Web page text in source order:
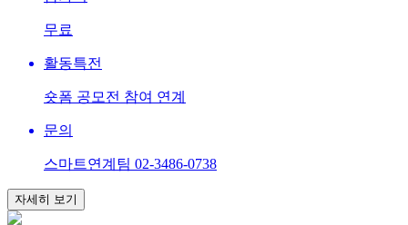
무료
활동특전
숏폼 공모전 참여 연계
문의
스마트연계팀 02-3486-0738
자세히 보기